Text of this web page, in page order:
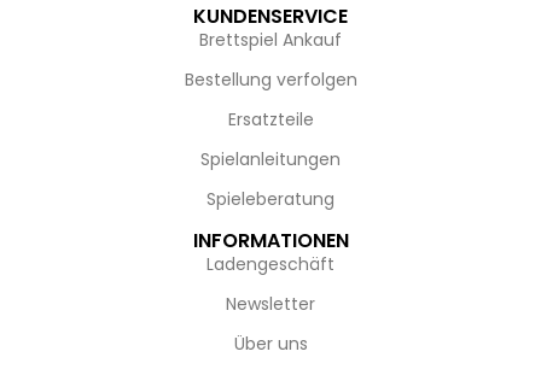
KUNDENSERVICE
Brettspiel Ankauf
Bestellung verfolgen
Ersatzteile
Spielanleitungen
Spieleberatung
INFORMATIONEN
Ladengeschäft
Newsletter
Über uns